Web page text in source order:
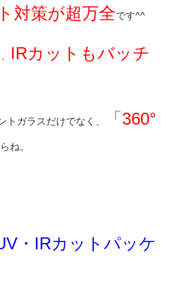
対策が超万全です^^
IRカットもバッチ
トガラスだけでなく、
「360°
ね。
・IRカットパッケ